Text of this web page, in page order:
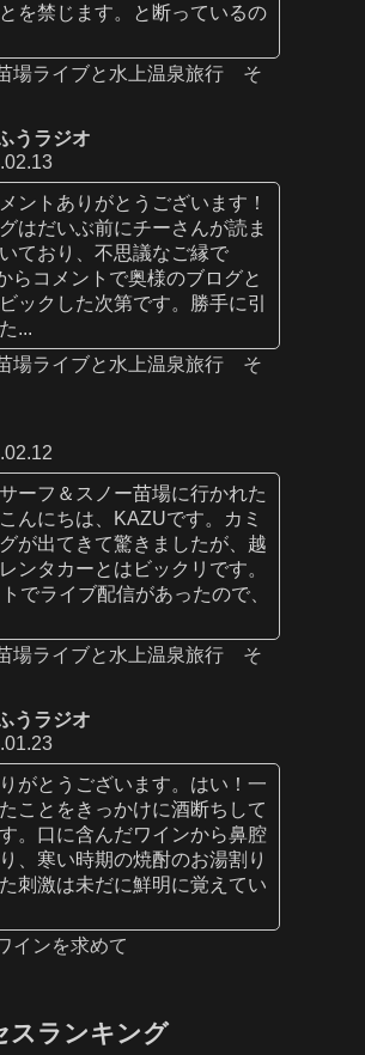
を禁じます。と断っているの
場ライブと水上温泉旅行 そ
うラジオ
ントありがとうございます！
はだいぶ前にチーさんが読ま
ており、不思議なご縁で
らコメントで奥様のブログと
ックした次第です。勝手に引
...
場ライブと水上温泉旅行 そ
ーフ＆スノー苗場に行かれた
んにちは、KAZUです。カミ
が出てきて驚きましたが、越
ンタカーとはビックリです。
でライブ配信があったので、
場ライブと水上温泉旅行 そ
うラジオ
がとうございます。はい！一
ことをきっかけに酒断ちして
。口に含んだワインから鼻腔
、寒い時期の焼酎のお湯割り
刺激は未だに鮮明に覚えてい
インを求めて
スランキング